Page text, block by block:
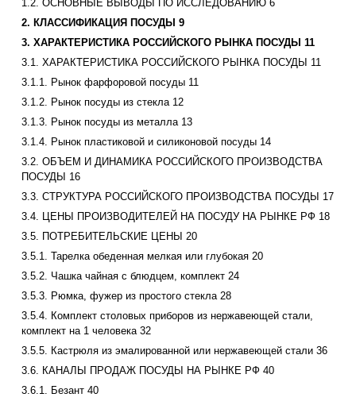
1.2. ОСНОВНЫЕ ВЫВОДЫ ПО ИССЛЕДОВАНИЮ 6
2. КЛАССИФИКАЦИЯ ПОСУДЫ 9
3. ХАРАКТЕРИСТИКА РОССИЙСКОГО РЫНКА ПОСУДЫ 11
3.1. ХАРАКТЕРИСТИКА РОССИЙСКОГО РЫНКА ПОСУДЫ 11
3.1.1. Рынок фарфоровой посуды 11
3.1.2. Рынок посуды из стекла 12
3.1.3. Рынок посуды из металла 13
3.1.4. Рынок пластиковой и силиконовой посуды 14
3.2. ОБЪЕМ И ДИНАМИКА РОССИЙСКОГО ПРОИЗВОДСТВА
ПОСУДЫ 16
3.3. СТРУКТУРА РОССИЙСКОГО ПРОИЗВОДСТВА ПОСУДЫ 17
3.4. ЦЕНЫ ПРОИЗВОДИТЕЛЕЙ НА ПОСУДУ НА РЫНКЕ РФ 18
3.5. ПОТРЕБИТЕЛЬСКИЕ ЦЕНЫ 20
3.5.1. Тарелка обеденная мелкая или глубокая 20
3.5.2. Чашка чайная с блюдцем, комплект 24
3.5.3. Рюмка, фужер из простого стекла 28
3.5.4. Комплект столовых приборов из нержавеющей стали,
комплект на 1 человека 32
3.5.5. Кастрюля из эмалированной или нержавеющей стали 36
3.6. КАНАЛЫ ПРОДАЖ ПОСУДЫ НА РЫНКЕ РФ 40
3.6.1. Безант 40